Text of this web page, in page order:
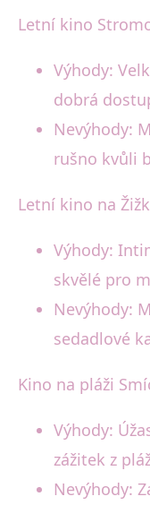
Letní kino
Výhody:
dobrá
Nevýhody:
rušno kvůli
Letní kino na
Výhody:
skvělé pro
Nevýhody:
sedadlové
Kino na pláži
Výhody:
zážitek z
Nevýhody: